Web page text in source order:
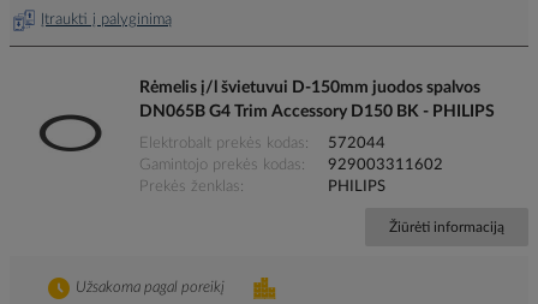
Įtraukti į palyginimą
Rėmelis į/l švietuvui D-150mm juodos spalvos
DN065B G4 Trim Accessory D150 BK - PHILIPS
Elektrobalt prekės kodas
572044
Gamintojo prekės kodas
929003311602
Prekės ženklas
PHILIPS
Žiūrėti informaciją
Užsakoma pagal poreikį